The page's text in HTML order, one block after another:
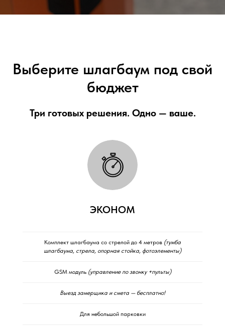
Выберите шлагбаум под свой
бюджет
Три готовых решения. Одно — ваше.
ЭКОНОМ
Комплект шлагбаума со стрелой до 4 метров (тумба
шлагбаума, стрела, опорная стойка, фотоэлементы)
GSM модуль (управление по звонку +пульты)
Выезд замерщика и смета — бесплатно!
Для небольшой парковки